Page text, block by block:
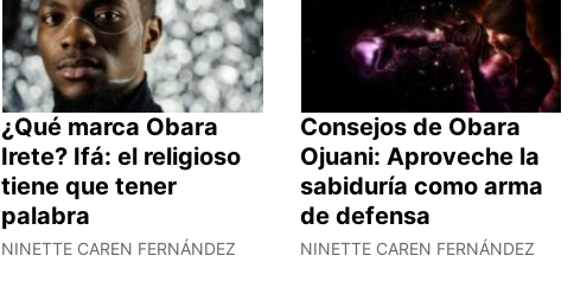
¿Qué marca Obara
Irete? Ifá: el religioso
tiene que tener
palabra
NINETTE CAREN FERNÁNDEZ
Consejos de Obara
Ojuani: Aproveche la
sabiduría como arma
de defensa
NINETTE CAREN FERNÁNDEZ